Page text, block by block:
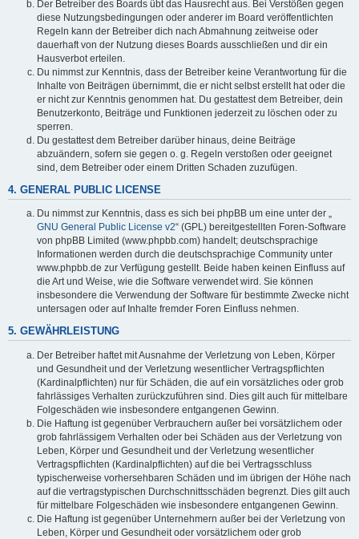
Der Betreiber des Boards übt das Hausrecht aus. Bei Verstößen gegen
diese Nutzungsbedingungen oder anderer im Board veröffentlichten
Regeln kann der Betreiber dich nach Abmahnung zeitweise oder
dauerhaft von der Nutzung dieses Boards ausschließen und dir ein
Hausverbot erteilen.
Du nimmst zur Kenntnis, dass der Betreiber keine Verantwortung für die
Inhalte von Beiträgen übernimmt, die er nicht selbst erstellt hat oder die
er nicht zur Kenntnis genommen hat. Du gestattest dem Betreiber, dein
Benutzerkonto, Beiträge und Funktionen jederzeit zu löschen oder zu
sperren.
Du gestattest dem Betreiber darüber hinaus, deine Beiträge
abzuändern, sofern sie gegen o. g. Regeln verstoßen oder geeignet
sind, dem Betreiber oder einem Dritten Schaden zuzufügen.
4. GENERAL PUBLIC LICENSE
Du nimmst zur Kenntnis, dass es sich bei phpBB um eine unter der „
GNU General Public License v2“ (GPL) bereitgestellten Foren-Software
von phpBB Limited (www.phpbb.com) handelt; deutschsprachige
Informationen werden durch die deutschsprachige Community unter
www.phpbb.de zur Verfügung gestellt. Beide haben keinen Einfluss auf
die Art und Weise, wie die Software verwendet wird. Sie können
insbesondere die Verwendung der Software für bestimmte Zwecke nicht
untersagen oder auf Inhalte fremder Foren Einfluss nehmen.
5. GEWÄHRLEISTUNG
Der Betreiber haftet mit Ausnahme der Verletzung von Leben, Körper
und Gesundheit und der Verletzung wesentlicher Vertragspflichten
(Kardinalpflichten) nur für Schäden, die auf ein vorsätzliches oder grob
fahrlässiges Verhalten zurückzuführen sind. Dies gilt auch für mittelbare
Folgeschäden wie insbesondere entgangenen Gewinn.
Die Haftung ist gegenüber Verbrauchern außer bei vorsätzlichem oder
grob fahrlässigem Verhalten oder bei Schäden aus der Verletzung von
Leben, Körper und Gesundheit und der Verletzung wesentlicher
Vertragspflichten (Kardinalpflichten) auf die bei Vertragsschluss
typischerweise vorhersehbaren Schäden und im übrigen der Höhe nach
auf die vertragstypischen Durchschnittsschäden begrenzt. Dies gilt auch
für mittelbare Folgeschäden wie insbesondere entgangenen Gewinn.
Die Haftung ist gegenüber Unternehmern außer bei der Verletzung von
Leben, Körper und Gesundheit oder vorsätzlichem oder grob